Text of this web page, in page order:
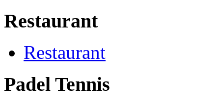
Restaurant
Restaurant
Padel Tennis